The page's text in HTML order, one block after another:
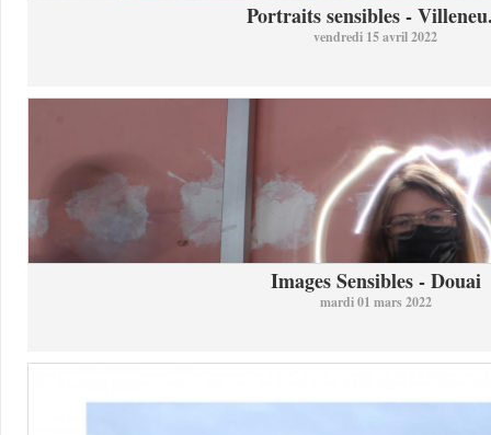
Portraits sensibles -
vendredi 15 avril 2022
Images Sensibles - Douai
mardi 01 mars 2022